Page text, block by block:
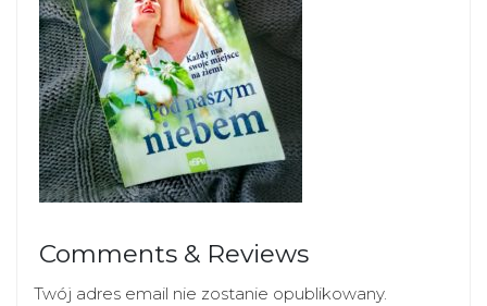
Comments & Reviews
Twój adres email nie zostanie opublikowany.